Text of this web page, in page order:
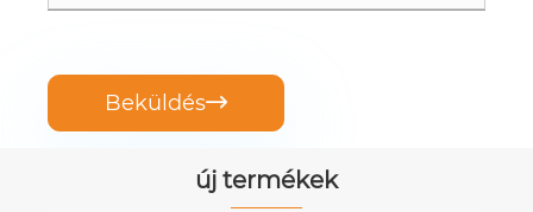
Beküldés
új termékek